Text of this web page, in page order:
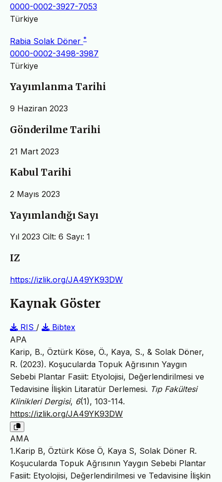
0000-0002-3927-7053
Türkiye
Rabia Solak Döner *
0000-0002-3498-3987
Türkiye
Yayımlanma Tarihi
9 Haziran 2023
Gönderilme Tarihi
21 Mart 2023
Kabul Tarihi
2 Mayıs 2023
Yayımlandığı Sayı
Yıl 2023 Cilt: 6 Sayı: 1
IZ
https://izlik.org/JA49YK93DW
Kaynak Göster
RIS /
Bibtex
APA
Karip, B., Öztürk Köse, Ö., Kaya, S., & Solak Döner,
R. (2023). Koşucularda Topuk Ağrısının Yaygın
Sebebi Plantar Fasiit: Etyolojisi, Değerlendirilmesi ve
Tedavisine İlişkin Litaratür Derlemesi. Tıp Fakültesi
Klinikleri Dergisi, 6(1), 103-114.
https://izlik.org/JA49YK93DW
AMA
1.Karip B, Öztürk Köse Ö, Kaya S, Solak Döner R.
Koşucularda Topuk Ağrısının Yaygın Sebebi Plantar
Fasiit: Etyolojisi, Değerlendirilmesi ve Tedavisine İlişkin